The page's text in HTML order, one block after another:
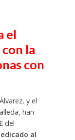
el
la
con
y el
han
del
al